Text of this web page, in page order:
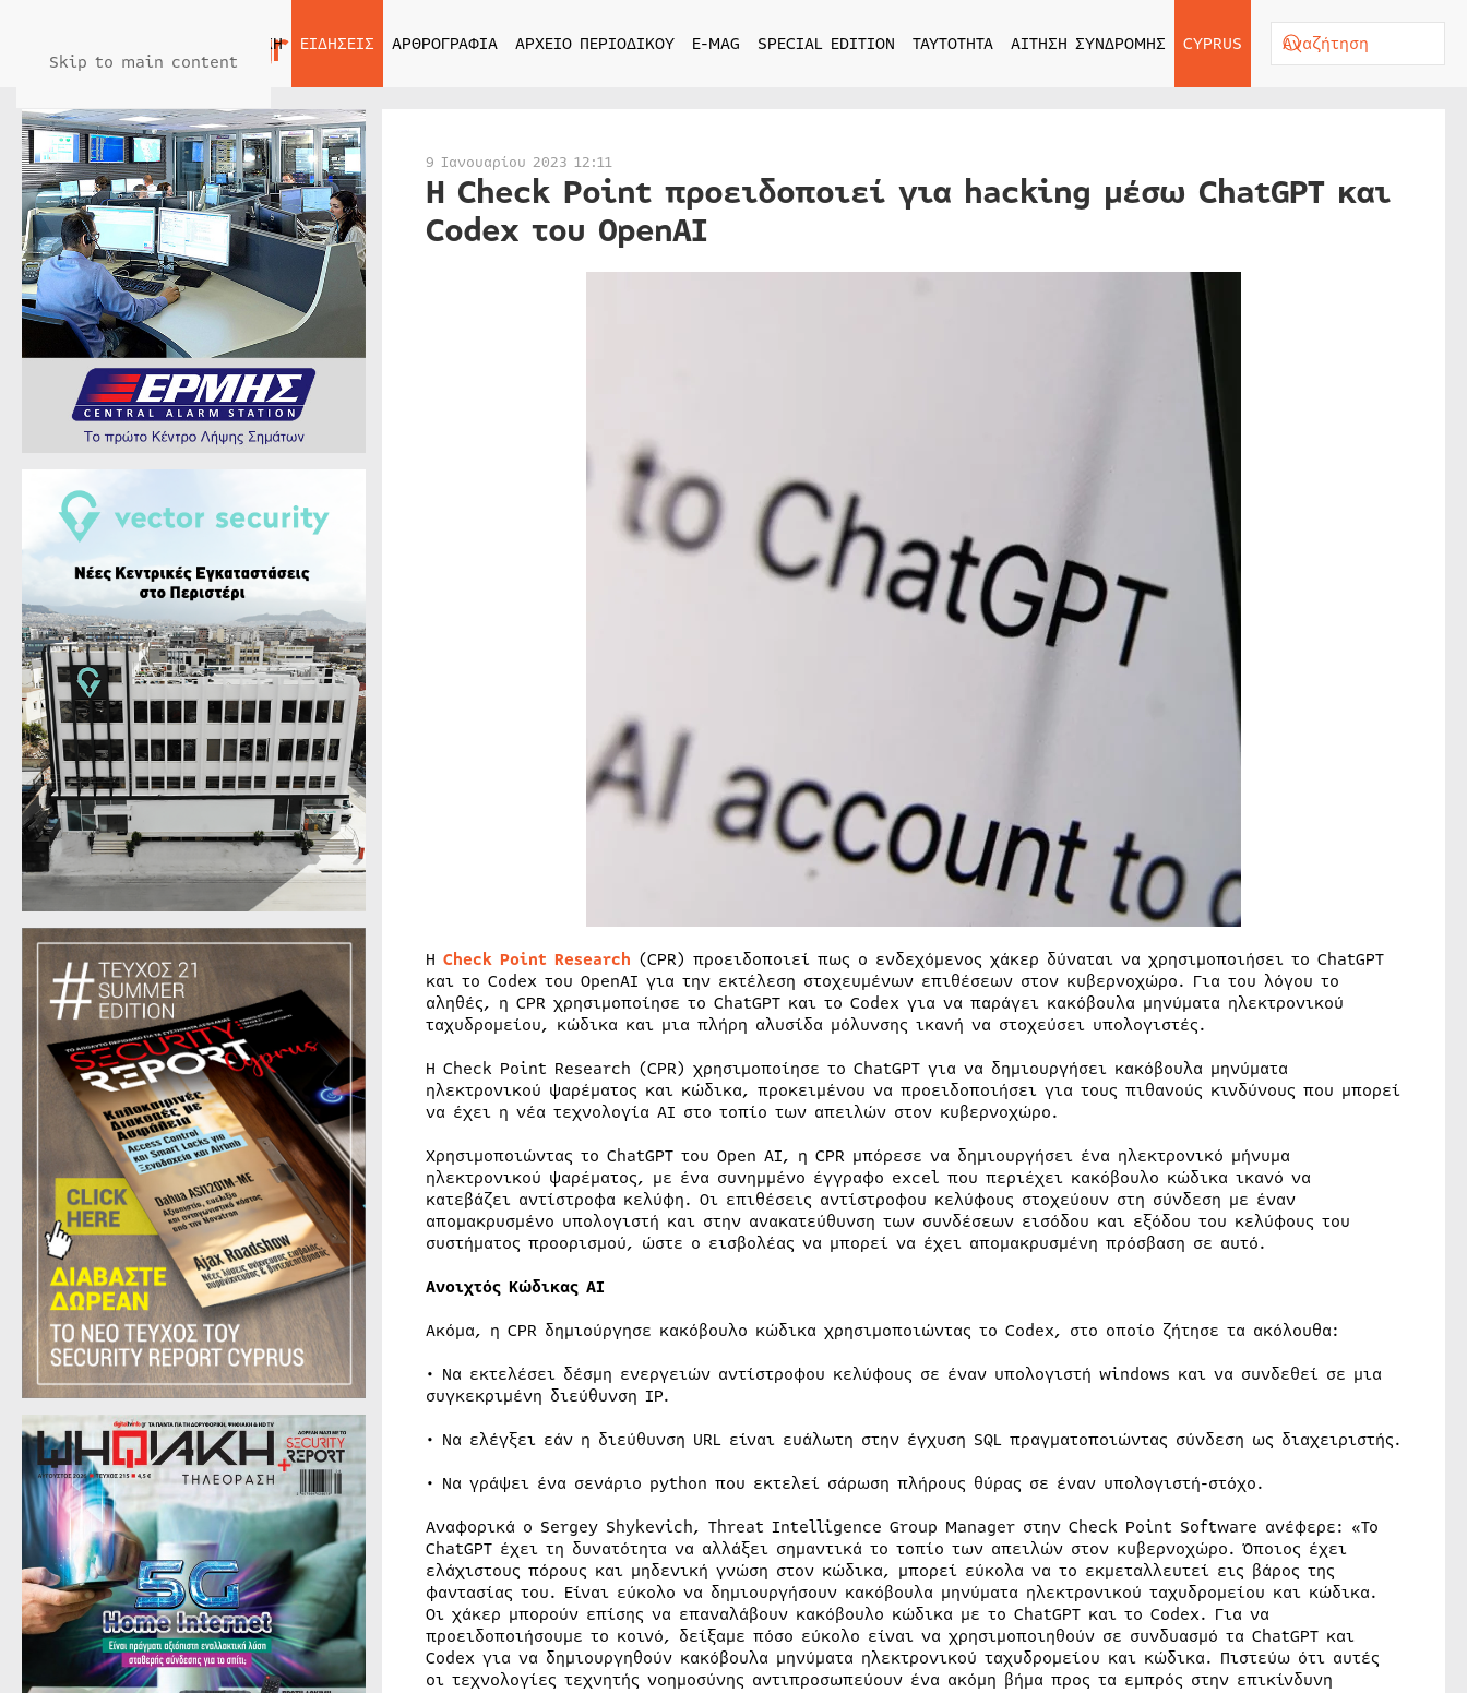
Skip to main content
ΑΡΧΙΚΗ ΕΙΔΗΣΕΙΣ ΑΡΘΡΟΓΡΑΦΙΑ ΑΡΧΕΙΟ ΠΕΡΙΟΔΙΚΟΥ E-MAG SPECIAL EDITION ΤΑΥΤΟΤΗΤΑ ΑΙΤΗΣΗ ΣΥΝΔΡΟΜΗΣ CYPRUS
9 Ιανουαρίου 2023 12:11
Η Check Point προειδοποιεί για hacking μέσω ChatGPT και
Codex του OpenAI
Η Check Point Research (CPR) προειδοποιεί πως ο ενδεχόμενος χάκερ δύναται να χρησιμοποιήσει το ChatGPT
και το Codex του OpenAI για την εκτέλεση στοχευμένων επιθέσεων στον κυβερνοχώρο. Για του λόγου το
αληθές, η CPR χρησιμοποίησε το ChatGPT και το Codex για να παράγει κακόβουλα μηνύματα ηλεκτρονικού
ταχυδρομείου, κώδικα και μια πλήρη αλυσίδα μόλυνσης ικανή να στοχεύσει υπολογιστές.
Η Check Point Research (CPR) χρησιμοποίησε το ChatGPT για να δημιουργήσει κακόβουλα μηνύματα
ηλεκτρονικού ψαρέματος και κώδικα, προκειμένου να προειδοποιήσει για τους πιθανούς κινδύνους που μπορεί
να έχει η νέα τεχνολογία AI στο τοπίο των απειλών στον κυβερνοχώρο.
Χρησιμοποιώντας το ChatGPT του Open AI, η CPR μπόρεσε να δημιουργήσει ένα ηλεκτρονικό μήνυμα
ηλεκτρονικού ψαρέματος, με ένα συνημμένο έγγραφο excel που περιέχει κακόβουλο κώδικα ικανό να
κατεβάζει αντίστροφα κελύφη. Οι επιθέσεις αντίστροφου κελύφους στοχεύουν στη σύνδεση με έναν
απομακρυσμένο υπολογιστή και στην ανακατεύθυνση των συνδέσεων εισόδου και εξόδου του κελύφους του
συστήματος προορισμού, ώστε ο εισβολέας να μπορεί να έχει απομακρυσμένη πρόσβαση σε αυτό.
Ανοιχτός Κώδικας AI
Ακόμα, η CPR δημιούργησε κακόβουλο κώδικα χρησιμοποιώντας το Codex, στο οποίο ζήτησε τα ακόλουθα:
• Να εκτελέσει δέσμη ενεργειών αντίστροφου κελύφους σε έναν υπολογιστή windows και να συνδεθεί σε μια
συγκεκριμένη διεύθυνση IP.
• Να ελέγξει εάν η διεύθυνση URL είναι ευάλωτη στην έγχυση SQL πραγματοποιώντας σύνδεση ως διαχειριστής.
• Να γράψει ένα σενάριο python που εκτελεί σάρωση πλήρους θύρας σε έναν υπολογιστή-στόχο.
Αναφορικά ο Sergey Shykevich, Threat Intelligence Group Manager στην Check Point Software ανέφερε: «Το
ChatGPT έχει τη δυνατότητα να αλλάξει σημαντικά το τοπίο των απειλών στον κυβερνοχώρο. Όποιος έχει
ελάχιστους πόρους και μηδενική γνώση στον κώδικα, μπορεί εύκολα να το εκμεταλλευτεί εις βάρος της
φαντασίας του. Είναι εύκολο να δημιουργήσουν κακόβουλα μηνύματα ηλεκτρονικού ταχυδρομείου και κώδικα.
Οι χάκερ μπορούν επίσης να επαναλάβουν κακόβουλο κώδικα με το ChatGPT και το Codex. Για να
προειδοποιήσουμε το κοινό, δείξαμε πόσο εύκολο είναι να χρησιμοποιηθούν σε συνδυασμό τα ChatGPT και
Codex για να δημιουργηθούν κακόβουλα μηνύματα ηλεκτρονικού ταχυδρομείου και κώδικα. Πιστεύω ότι αυτές
οι τεχνολογίες τεχνητής νοημοσύνης αντιπροσωπεύουν ένα ακόμη βήμα προς τα εμπρός στην επικίνδυνη